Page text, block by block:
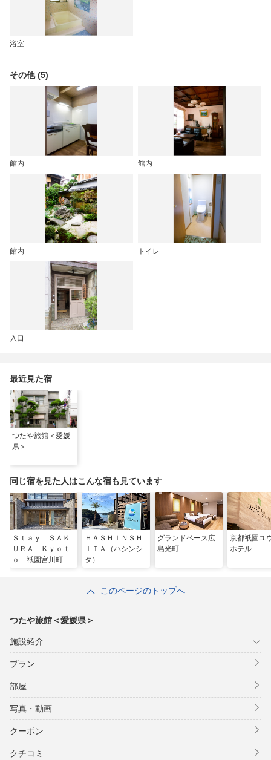
浴室
その他 (5)
館内 館内
館内 トイレ
入口
最近見た宿
つたや旅館＜愛媛
県＞
同じ宿を見た人はこんな宿も見ています
Ｓｔａｙ ＳＡＫ
ＵＲＡ Ｋｙｏｔ
ｏ 祇園宮川町
ＨＡＳＨＩＮＳＨ
ＩＴＡ（ハシンシ
タ）
グランドベース広
島光町
京都祇園ユ
ホテル
このページのトップへ
つたや旅館＜愛媛県＞
施設紹介
プラン
部屋
写真・動画
クーポン
クチコミ